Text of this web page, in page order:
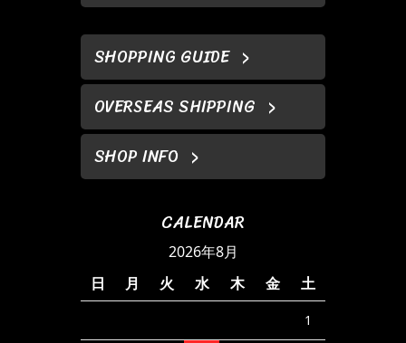
SHOPPING GUIDE
OVERSEAS SHIPPING
SHOP INFO
CALENDAR
2026年8月
日
月 火 水 木 金 土
1